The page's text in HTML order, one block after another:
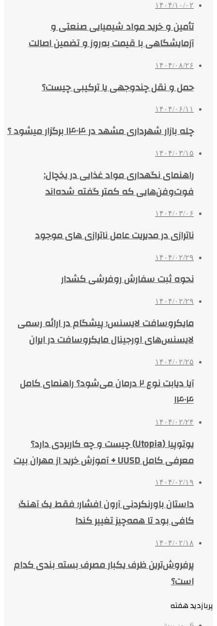
۱۴۰۴/۱۰/۰۲
تأمین و خرید مواد شیمیایی صنعتی و
آزمایشگاهی با قیمت به‌روز و تضمین اصالت
۱۴۰۴/۰۸/۲۶
حمل و نقل چندوجهی یا ترکیبی چیست؟
۱۴۰۴/۰۶/۱۱
چله بازار شهرداری مشهد در ۱۴۰۴ برگزار میشود ؟
۱۴۰۴/۰۳/۱۵
راهنمای نگهداری مواد غذایی در یخچال:
فوت‌وفن‌هایی که کمتر گفته شده‌اند
۱۴۰۴/۰۳/۰۶
ناترازی در مدیریت عامل ناترازی های موجود
۱۴۰۴/۰۲/۲۹
نحوه ثبت سفارش روفرشی کشدار
۱۴۰۴/۰۲/۲۹
مایکروسافت لایسنس؛ پیشگام در ارائه رسمی
لایسنس‌های اورجینال مایکروسافت در ایران
۱۴۰۴/۰۲/۲۵
آیا دیابت نوع ۲ درمان می‌شود؟ راهنمای کامل
۱۴۰۴
۱۴۰۴/۰۲/۲۴
یوتوپیا (Utopia) چیست و چه کاربردی دارد؟
معرفی کامل UUSD + آموزش خرید از مهران بیت
۱۴۰۴/۰۲/۱۹
داستان باورنکردنی آرون افشار؛ فقط یک آهنگ
کافی بود تا همه‌چیز تغییر کند!
۱۴۰۴/۰۲/۱۸
پرفروش‌ترین ظرف یکبار مصرف بسته بندی کدام
است؟
پربازدید هفته